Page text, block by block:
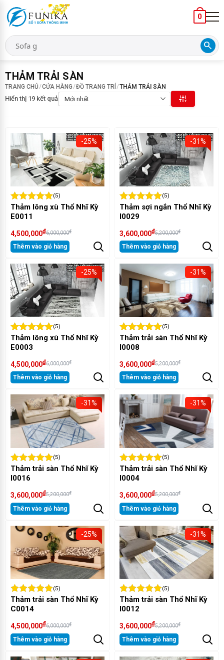
search
0
THẢM TRẢI SÀN
TRANG CHỦ/CỬA HÀNG/ĐỒ TRANG TRÍ /THẢM TRẢI SÀN
Hiển thị 19 kết quả
-25%
(5)
Thảm lông xù Thổ Nhĩ Kỳ
E0011
4,500,000₫6,000,000₫
Thêm vào giỏ hàng
-31%
(5)
Thảm sợi ngắn Thổ Nhĩ Kỳ
I0029
3,600,000₫5,200,000₫
Thêm vào giỏ hàng
-25%
(5)
Thảm lông xù Thổ Nhĩ Kỳ
E0003
4,500,000₫6,000,000₫
Thêm vào giỏ hàng
-31%
(5)
Thảm trải sàn Thổ Nhĩ Kỳ
I0008
3,600,000₫5,200,000₫
Thêm vào giỏ hàng
-31%
(5)
Thảm trải sàn Thổ Nhĩ Kỳ
I0016
3,600,000₫5,200,000₫
Thêm vào giỏ hàng
-31%
(5)
Thảm trải sàn Thổ Nhĩ Kỳ
I0004
3,600,000₫5,200,000₫
Thêm vào giỏ hàng
-25%
(5)
Thảm trải sàn Thổ Nhĩ Kỳ
C0014
4,500,000₫6,000,000₫
Thêm vào giỏ hàng
-31%
(5)
Thảm trải sàn Thổ Nhĩ Kỳ
I0012
3,600,000₫5,200,000₫
Thêm vào giỏ hàng